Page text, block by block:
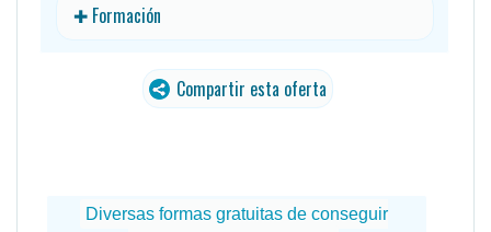
✚ Formación
Compartir esta oferta